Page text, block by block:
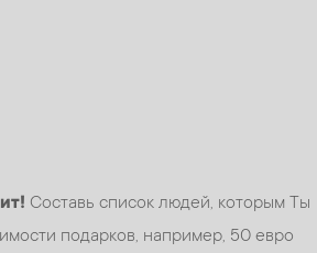
Составь список людей, которым Ты
подарков, например, 50 евро